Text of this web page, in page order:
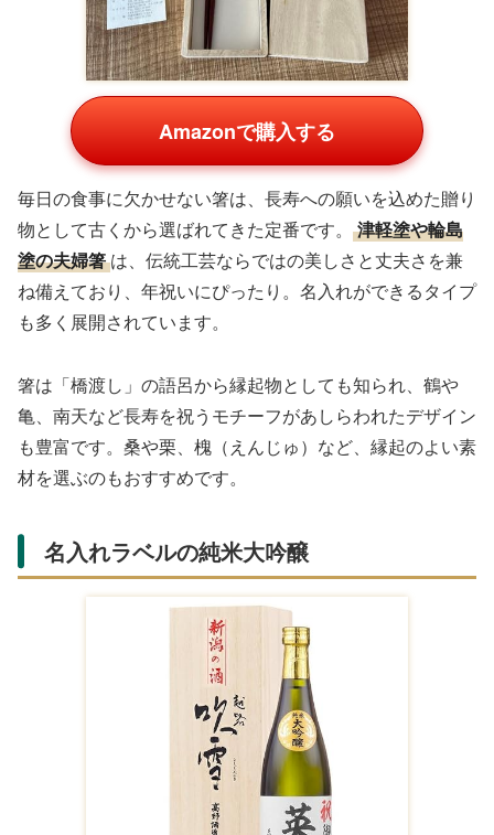
Amazonで購入する
毎日の食事に欠かせない箸は、長寿への願いを込めた贈り
物として古くから選ばれてきた定番です。
津軽塗や輪島
塗の夫婦箸 は、伝統工芸ならではの美しさと丈夫さを兼
ね備えており、年祝いにぴったり。名入れができるタイプ
も多く展開されています。
箸は「橋渡し」の語呂から縁起物としても知られ、鶴や
亀、南天など長寿を祝うモチーフがあしらわれたデザイン
も豊富です。桑や栗、槐（えんじゅ）など、縁起のよい素
材を選ぶのもおすすめです。
名入れラベルの純米大吟醸